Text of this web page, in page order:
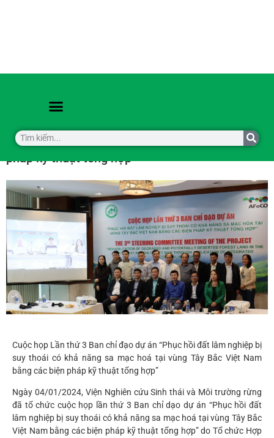
Cuộc họp lần thứ 3 Ban chỉ đạo dự án Phục hồi
hoá tại vùng Tây bắc Việt Nam bằng các biện
pháp kỹ thuật tổng hợp
Cuộc họp Lần thứ 3 Ban chỉ đạo dự án “Phục hồi đất lâm nghiệp bị
suy thoái có khả năng sa mạc hoá tại vùng Tây Bắc Việt Nam
bằng các biện pháp kỹ thuật tổng hợp”
Ngày 04/01/2024, Viện Nghiên cứu Sinh thái và Môi trường rừng
đã tổ chức cuộc họp lần thứ 3 Ban chỉ dạo dự án “Phục hồi đất
lâm nghiệp bị suy thoái có khả năng sa mạc hoá tại vùng Tây Bắc
Việt Nam bằng các biện pháp kỹ thuật tổng hợp” do Tổ chức Hợp